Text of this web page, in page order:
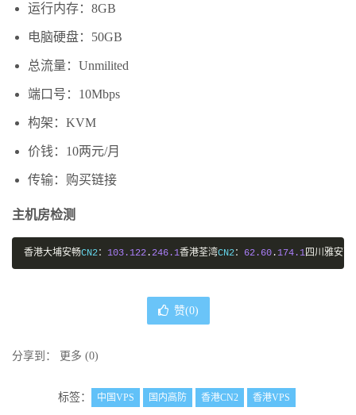
运行内存：8GB
电脑硬盘：50GB
总流量：Unmilited
端口号：10Mbps
构架：KVM
价钱：10两元/月
传输：购买链接
主机房检测
香港大埔安畅CN2： 103.122 .246.1香港荃湾CN2： 62.60 . 174.1四川雅安高
赞(0)
分享到： 更多 (0)
标签： 中国VPS 国内高防 香港CN2 香港VPS